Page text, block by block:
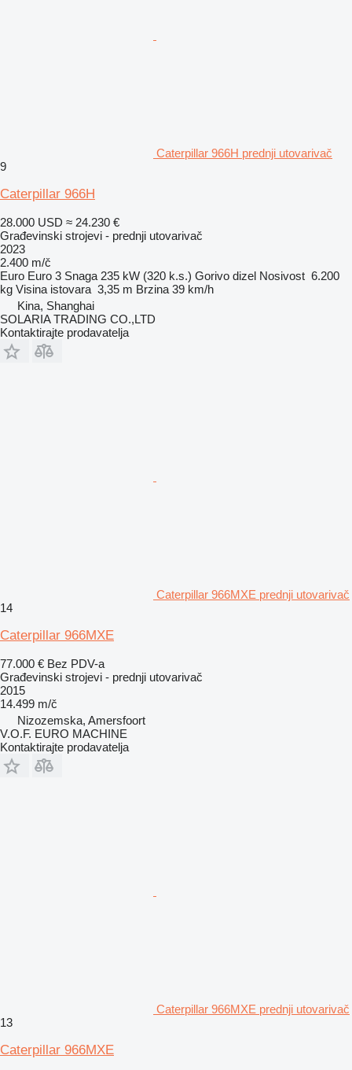
Caterpillar 966H prednji utovarivač
9
Caterpillar 966H
28.000 USD ≈ 24.230 €
Građevinski strojevi - prednji utovarivač
2023
2.400 m/č
Euro Euro 3 Snaga 235 kW (320 k.s.) Gorivo dizel Nosivost 6.200
kg Visina istovara 3,35 m Brzina 39 km/h
Kina, Shanghai
SOLARIA TRADING CO.,LTD
Kontaktirajte prodavatelja
Caterpillar 966MXE prednji utovarivač
14
Caterpillar 966MXE
77.000 € Bez PDV-a
Građevinski strojevi - prednji utovarivač
2015
14.499 m/č
Nizozemska, Amersfoort
V.O.F. EURO MACHINE
Kontaktirajte prodavatelja
Caterpillar 966MXE prednji utovarivač
13
Caterpillar 966MXE